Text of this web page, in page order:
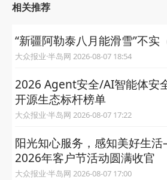
相关推荐
“新疆阿勒泰八月能滑雪”不实
大众报业·半岛网 2026-08-07 18:54
2026 Agent安全/AI智能体安
开源生态标杆榜单
大众报业·半岛网 2026-08-07 17:22
阳光知心服务，感知美好生
2026年客户节活动圆满收官
大众报业·半岛网 2026-08-07 17:00